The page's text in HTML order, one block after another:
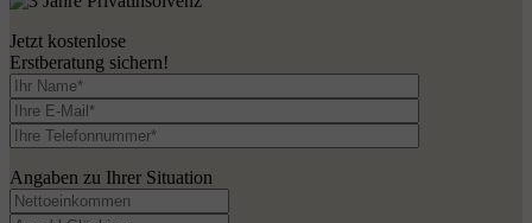
Jetzt kostenlose
Erstberatung sichern!
Angaben zu Ihrer Situation